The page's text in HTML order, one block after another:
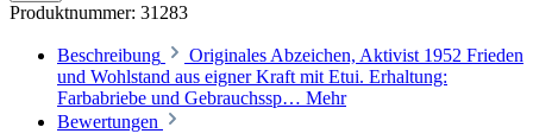
Produktnummer: 31283
Beschreibung
Originales Abzeichen, Aktivist 1952 Frieden
und Wohlstand aus eigner Kraft mit Etui. Erhaltung:
Farbabriebe und Gebrauchssp… Mehr
Bewertungen